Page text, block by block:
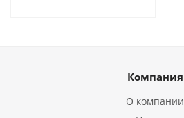
Компания
О компании